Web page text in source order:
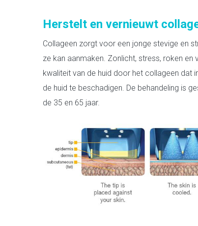
Herstelt en vernieuwt
Collageen zorgt voor een jonge stevige en
ze kan aanmaken. Zonlicht, stress, roken
kwaliteit van de huid door het collageen dat
de huid te beschadigen. De behandeling is
de 35 en 65 jaar.